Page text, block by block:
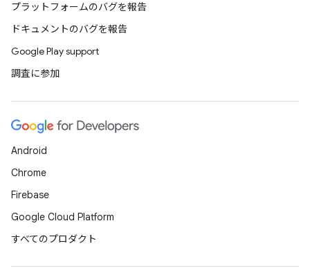
プラットフォームのバグを報告
ドキュメントのバグを報告
Google Play support
調査に参加
Android
Chrome
Firebase
Google Cloud Platform
すべてのプロダクト